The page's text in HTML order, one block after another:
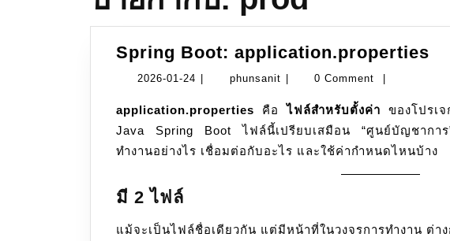
Spring Boot: application.properties
2026-01-24 2026-
24
phunsanit phunsanit0 Comment
application.properties คือไฟล์สำหรับตั้งค่า ของโปรเ
Java Spring Boot ไฟล์นี้เปรียบเสมือน “ศูนย์บัญชาการ
ทำงานอย่างไร เชื่อมต่อกับอะไร และใช้ค่ากำหนดไหนบ้าง
มี 2 ไฟล์
แม้จะเป็นไฟล์ชื่อเดียวกัน แต่มีหน้าที่ในวงจรการทำงาน ต่า